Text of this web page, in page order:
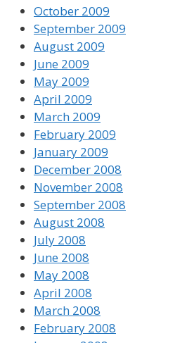
October 2009
September 2009
August 2009
June 2009
May 2009
April 2009
March 2009
February 2009
January 2009
December 2008
November 2008
September 2008
August 2008
July 2008
June 2008
May 2008
April 2008
March 2008
February 2008